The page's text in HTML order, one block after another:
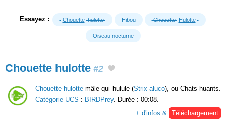
Essayez : Chouette hulotte Hibou Chouette Hulotte
Oiseau nocturne
Chouette hulotte #2
Chouette hulotte mâle qui hulule (Strix aluco), ou Chats-huants.
Catégorie UCS : BIRDPrey. Durée : 00:08.
+ d'infos &
Téléchargement